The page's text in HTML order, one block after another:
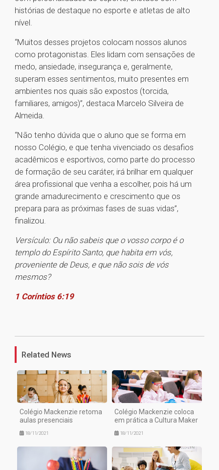
histórias de destaque no esporte e atletas de alto
nível.
“Muitos desses projetos colocam nossos alunos
como protagonistas. Eles lidam com sensações de
medo, ansiedade, insegurança e, geralmente,
superam esses sentimentos, muito presentes em
ambientes nos quais são expostos (torcida,
familiares, amigos)”, destaca Marcelo Silveira de
Almeida.
“Não tenho dúvida que o aluno que se forma em
nosso Colégio, e que tenha vivenciado os desafios
acadêmicos e esportivos, como parte do processo
de formação de seu caráter, irá brilhar em qualquer
área profissional que venha a escolher, pois há um
grande amadurecimento e crescimento que os
prepara para as próximas fases de suas vidas”,
finalizou.
Versículo: Ou não sabeis que o vosso corpo é o
templo do Espírito Santo, que habita em vós,
proveniente de Deus, e que não sois de vós
mesmos?
1 Coríntios 6:19
Related News
Colégio Mackenzie retoma
aulas presenciais
18/11/2021
Colégio Mackenzie coloca
em prática a Cultura Maker
18/11/2021